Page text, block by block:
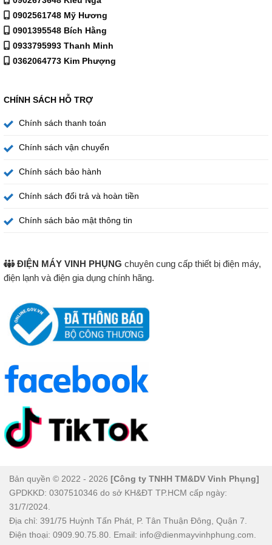
💡 Máy giặt Aqua Inverter 12 kg AWM12-BSR1K(BU) –
Máy giặt Aqua Inverter 12 kg AWM12-BSR1K(BU)
trang bị nhiều tính năng thông minh, giúp người dùng sử
⚙️ Chức Năng Tự Vệ Sinh Lồng Giặt (Auto Clean): Duy Trì
Vệ Sinh Máy
Máy giặt Aqua Inverter 12 kg AWM12-BSR1K(BU)tích
hợp chức năng tự vệ sinh lồng giặt. Chức năng này sử
0902561748 Mỹ Hương
0901395548 Bích Hằng
0933795993 Thanh Minh
0362064773 Kim Phượng
CHÍNH SÁCH HỖ TRỢ
Chính sách thanh toán
Chính sách vận chuyển
Chính sách bảo hành
Chính sách đổi trả và hoàn tiền
Chính sách bảo mật thông tin
ĐIỆN MÁY VINH PHỤNG chuyên cung cấp thiết bị điện máy,
điện lạnh và điện gia dụng chính hãng.
Bản quyền © 2022 - 2026 [Công ty TNHH TM&DV Vinh Phụng]
GPDKKD: 0307510346 do sở KH&ĐT TP.HCM cấp ngày:
31/7/2024.
Địa chỉ: 391/75 Huỳnh Tấn Phát, P. Tân Thuận Đông, Quận 7.
Điện thoại: 0909.90.75.80. Email: info@dienmayvinhphung.com.